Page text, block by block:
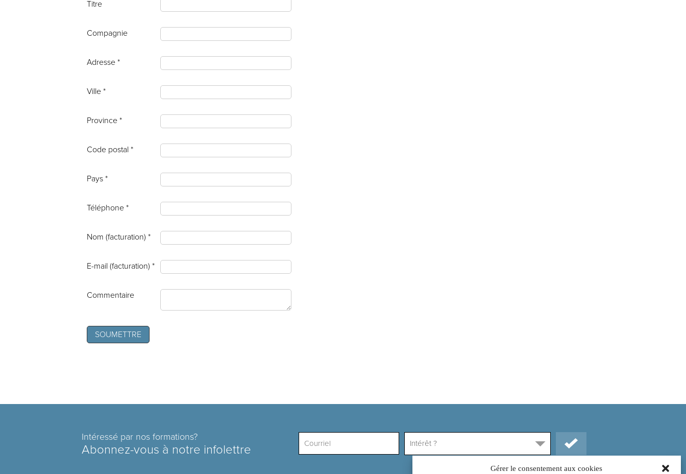
Gérer le consentement aux cookies
Titre
Compagnie
Adresse *
Ville *
Province *
Code postal *
Pays *
Téléphone *
Nom (facturation) *
E-mail (facturation) *
Commentaire
Intéressé par nos formations?
Abonnez-vous à notre infolettre Intérêt ?